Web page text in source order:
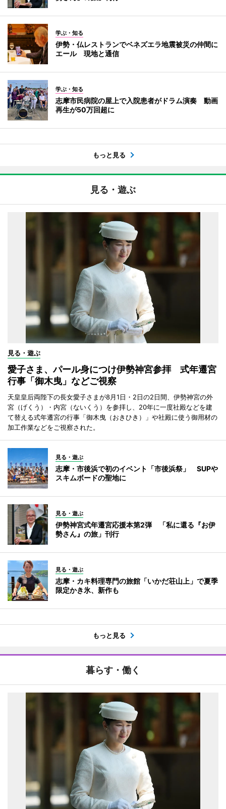
学ぶ・知る
伊勢・仏レストランでベネズエラ地震被災の仲間に
エール 現地と通信
学ぶ・知る
志摩市民病院の屋上で入院患者がドラム演奏 動画
再生が50万回超に
もっと見る
見る・遊ぶ
見る・遊ぶ
愛子さま、パール身につけ伊勢神宮参拝 式年遷宮
行事「御木曳」などご視察
天皇皇后両陛下の長女愛子さまが8月1日・2日の2日間、伊勢神宮の外
宮（げくう）・内宮（ないくう）を参拝し、20年に一度社殿などを建
て替える式年遷宮の行事「御木曳（おきひき）」や社殿に使う御用材の
加工作業などをご視察された。
見る・遊ぶ
志摩・市後浜で初のイベント「市後浜祭」 SUPや
スキムボードの聖地に
見る・遊ぶ
伊勢神宮式年遷宮応援本第2弾 「私に還る『お伊
勢さん』の旅」刊行
見る・遊ぶ
志摩・カキ料理専門の旅館「いかだ荘山上」で夏季
限定かき氷、新作も
もっと見る
暮らす・働く